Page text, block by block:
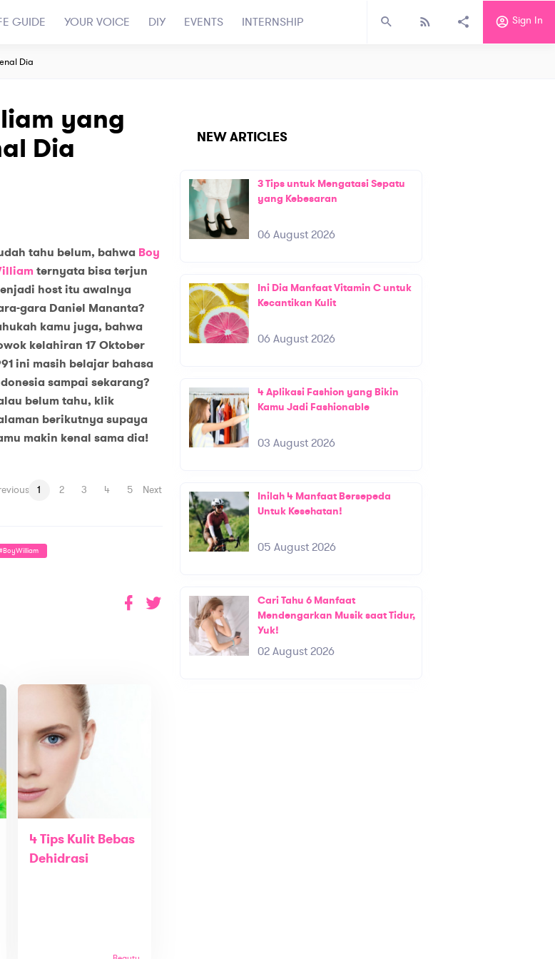
GUIDE YOUR VOICE DIY EVENTS INTERNSHIP Sign In
Dia
yang
Dia
tahu belum, bahwa Boy
ternyata bisa terjun
host itu awalnya
gara Daniel Mananta?
kamu juga, bahwa
kelahiran 17 Oktober
ini masih belajar bahasa
sampai sekarang?
belum tahu, klik
berikutnya supaya
makin kenal sama dia!
1 2 3 4 5 Next
4 Tips Kulit Bebas
Dehidrasi
NEW ARTICLES
3 Tips untuk Mengatasi Sepatu
yang Kebesaran
06 August 2026
Ini Dia Manfaat Vitamin C untuk
Kecantikan Kulit
06 August 2026
4 Aplikasi Fashion yang Bikin
Kamu Jadi Fashionable
03 August 2026
Inilah 4 Manfaat Bersepeda
Untuk Kesehatan!
05 August 2026
Cari Tahu 6 Manfaat
Mendengarkan Musik saat Tidur,
Yuk!
02 August 2026